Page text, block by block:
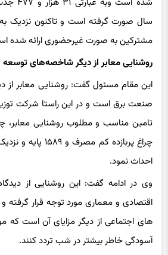
مشترکین به صورت غیرحضوری ارائه شده
روشنایی معابر از دیگر شاخصه‌های
این مقام مسئول گفت: روشنایی معابر از
صنعت برق است و در این راستا شرکت
احداث نمود.
وی در ادامه گفت: این روشنایی از
اقتصادی و معماری مورد توجه قرار
های اجتماعی از دیگر مزایای آن است که
آسودگی خاطر بیشتر در شب تردد کنند.
وی ابراز داشت: در راستای هوشمند سازی